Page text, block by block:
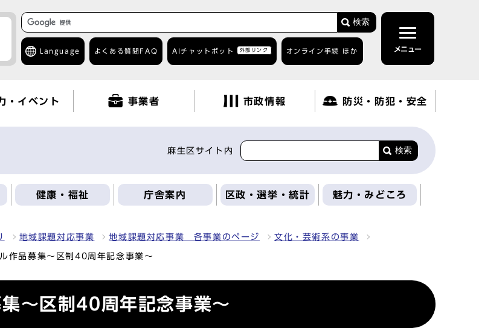
検索
Language よくある質問 FAQ AIチャットボット 外部リンク オンライン手続 ほか メニュー
・イベント 事業者 市政情報 防災・防犯・安全
麻生区サイト内 検索
健康・福祉 庁舎案内 区政・選挙・統計 魅力・みどころ
地域課題対応事業 地域課題対応事業 各事業のページ 文化・芸術系の事業
作品募集～区制40周年記念事業～
～区制40周年記念事業～